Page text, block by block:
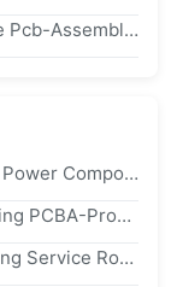
Automobiele Radar SMT Elektronische Pcb-Assemblage Sleutelklaar Snelle Service
Custom Fast Turn PCB Manufacturing Power Components Sourcing Assemblage
Sensor IPC PCB-Componentvoorziening PCBA-Productiedienst
Turnkey MCU PCB Component Sourcing Service Rohs Circuit Board Assembly Service